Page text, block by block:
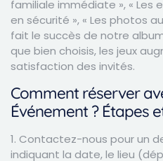
familiale immédiate », «
en sécurité », « Les photos
fait le succès de notre
que bien choisis, les jeux
satisfaction des invités.
Comment réserver
Événement ? Étapes
1. Contactez-nous pour un
indiquant la date, le lieu